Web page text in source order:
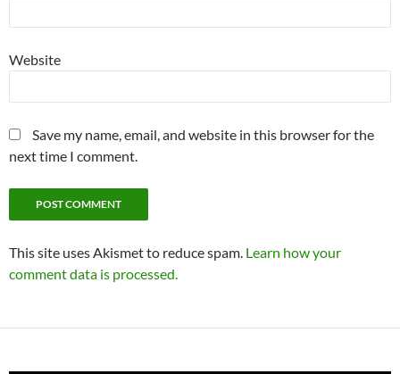
Website
Save my name, email, and website in this browser for the
next time I comment.
This site uses Akismet to reduce spam. Learn how your
comment data is processed.